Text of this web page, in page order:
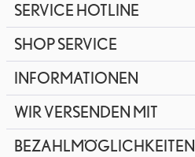
SERVICE HOTLINE
SHOP SERVICE
INFORMATIONEN
WIR VERSENDEN MIT
BEZAHLMÖGLICHKEITEN